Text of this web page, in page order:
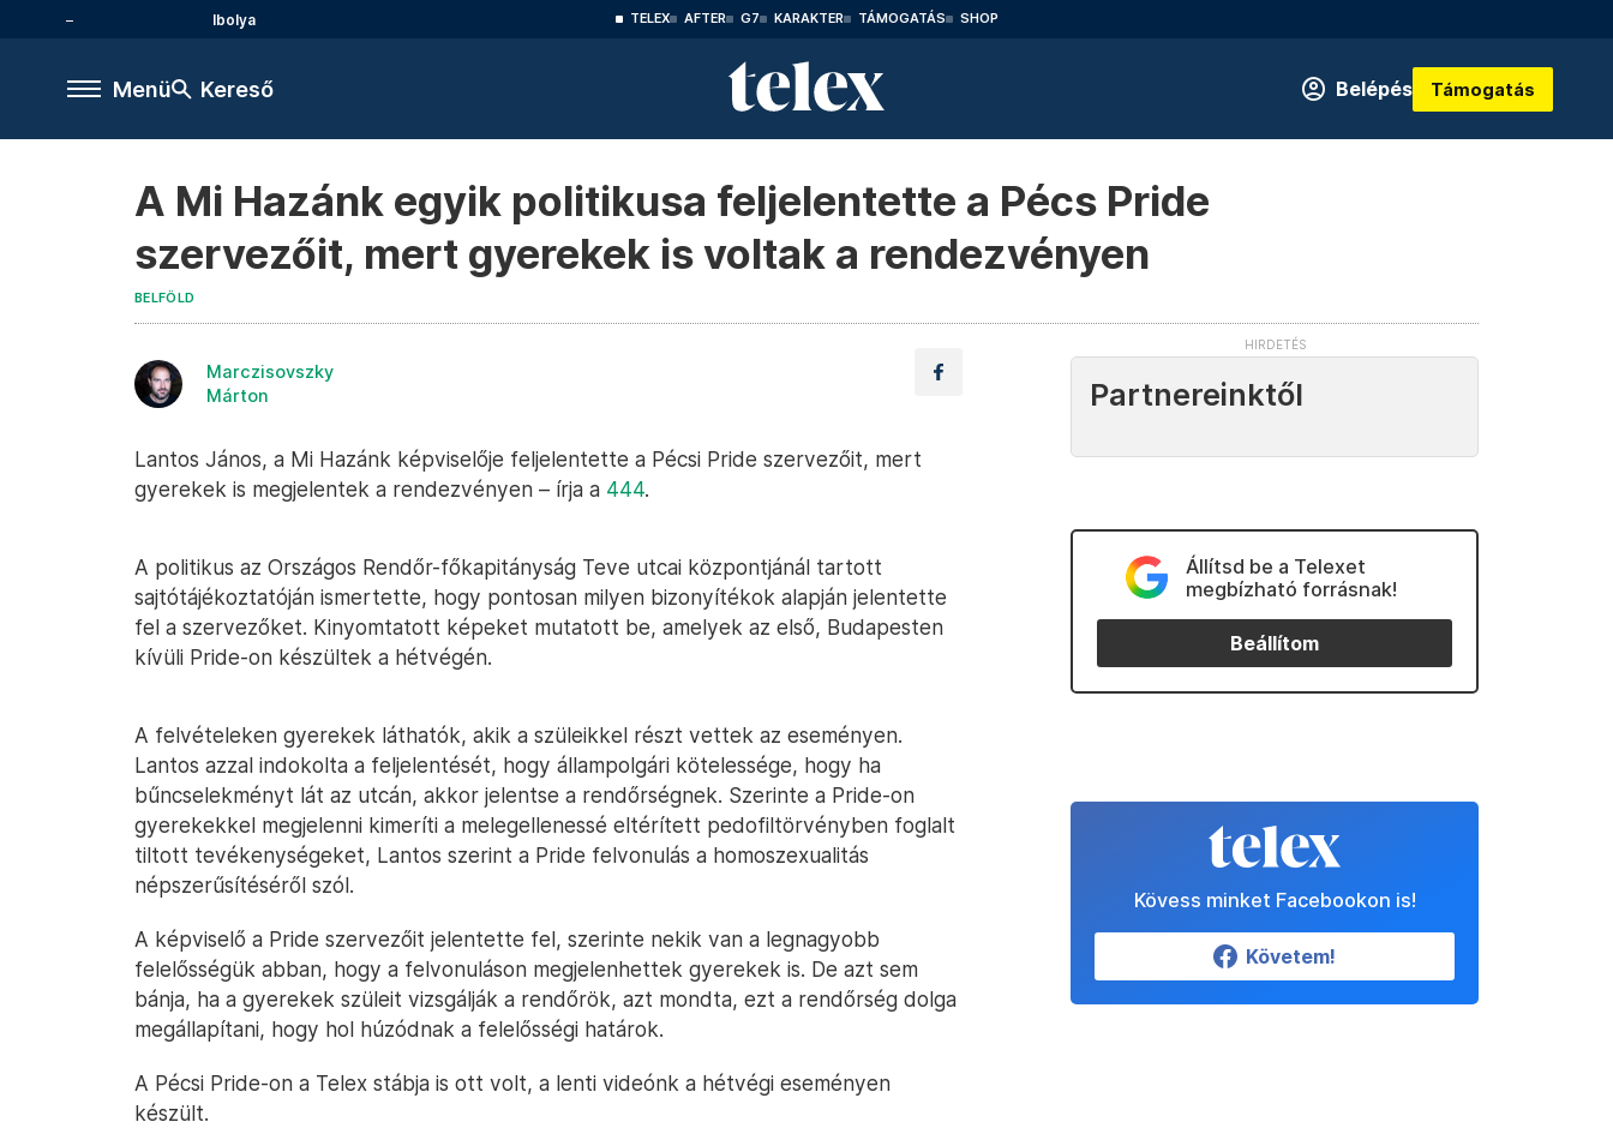
Ibolya TELEX AFTER G7 KARAKTER TÁMOGATÁS SHOP
Menü Kereső Belépés Támogatás
A Mi Hazánk egyik politikusa feljelentette a Pécs Pride
szervezőit, mert gyerekek is voltak a rendezvényen
BELFÖLD
Marczisovszky
Márton
Lantos János, a Mi Hazánk képviselője feljelentette a Pécsi Pride szervezőit, mert
gyerekek is megjelentek a rendezvényen – írja a 444.
A politikus az Országos Rendőr-főkapitányság Teve utcai központjánál tartott
sajtótájékoztatóján ismertette, hogy pontosan milyen bizonyítékok alapján jelentette
fel a szervezőket. Kinyomtatott képeket mutatott be, amelyek az első, Budapesten
kívüli Pride-on készültek a hétvégén.
A felvételeken gyerekek láthatók, akik a szüleikkel részt vettek az eseményen.
Lantos azzal indokolta a feljelentését, hogy állampolgári kötelessége, hogy ha
bűncselekményt lát az utcán, akkor jelentse a rendőrségnek. Szerinte a Pride-on
gyerekekkel megjelenni kimeríti a melegellenessé eltérített pedofiltörvényben foglalt
tiltott tevékenységeket, Lantos szerint a Pride felvonulás a homoszexualitás
népszerűsítéséről szól.
A képviselő a Pride szervezőit jelentette fel, szerinte nekik van a legnagyobb
felelősségük abban, hogy a felvonuláson megjelenhettek gyerekek is. De azt sem
bánja, ha a gyerekek szüleit vizsgálják a rendőrök, azt mondta, ezt a rendőrség dolga
megállapítani, hogy hol húzódnak a felelősségi határok.
A Pécsi Pride-on a Telex stábja is ott volt, a lenti videónk a hétvégi eseményen
készült.
Partnereinktől
Állítsd be a Telexet
megbízható forrásnak!
Beállítom
Kövess minket Facebookon is!
Követem!